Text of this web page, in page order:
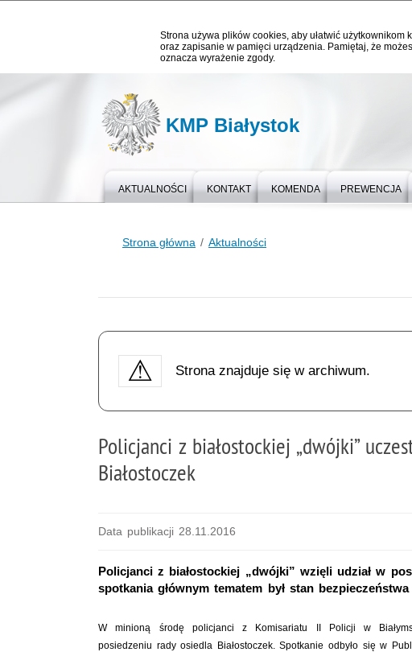
Strona używa plików cookies, aby ułatwić
oraz zapisanie w pamięci urządzenia. Pamiętaj, że
oznacza wyrażenie zgody.
KMP Białystok
AKTUALNOŚCI KONTAKT KOMENDA PREWENCJA
Strona główna Aktualności
Strona znajduje się w archiwum.
Policjanci z białostockiej „dwójki”
Białostoczek
Data publikacji 28.11.2016
Policjanci z białostockiej „dwójki” wzięli udział w
spotkania głównym tematem był stan
W minioną środę policjanci z Komisariatu II Policji w
posiedzeniu rady osiedla Białostoczek. Spotkanie odbyło się w